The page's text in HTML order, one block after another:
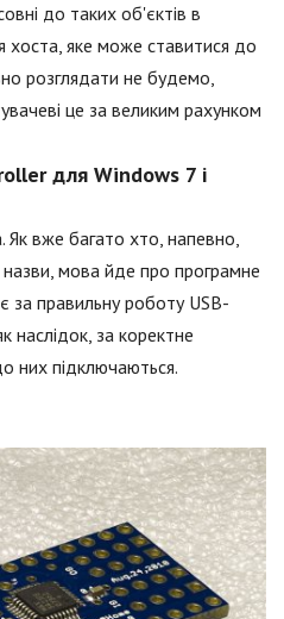
до таких об'єктів в
хоста, яке може ставитися до
розглядати не будемо,
це за великим рахунком
для Windows 7 і
вже багато хто, напевно,
мова йде про програмне
за правильну роботу USB-
наслідок, за коректне
них підключаються.